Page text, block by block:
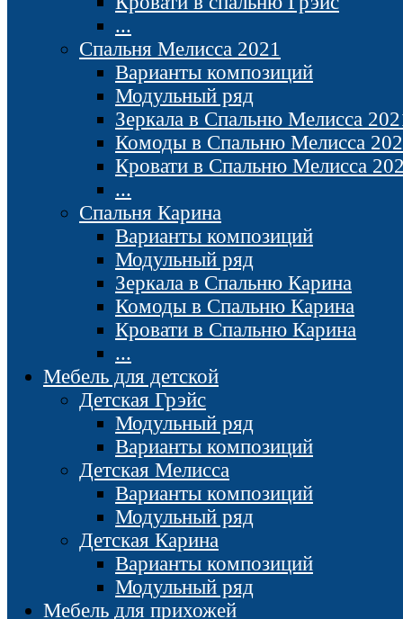
...
Спальня Мелисса 2021
Варианты композиций
Модульный ряд
Зеркала в Спальню Мелисса
Комоды в Спальню Мелисса
Кровати в Спальню Мелисса
...
Спальня Карина
Варианты композиций
Модульный ряд
Зеркала в Спальню Карина
Комоды в Спальню Карина
Кровати в Спальню Карина
...
Мебель для детской
Детская Грэйс
Модульный ряд
Варианты композиций
Детская Мелисса
Варианты композиций
Модульный ряд
Детская Карина
Варианты композиций
Модульный ряд
Мебель для прихожей